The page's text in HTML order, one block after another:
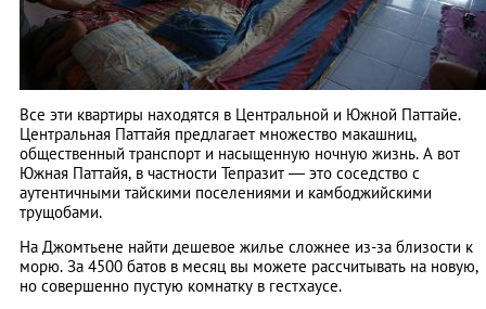
Все эти квартиры находятся в Центральной и Южной Паттайе.
Центральная Паттайя предлагает множество макашниц,
общественный транспорт и насыщенную ночную жизнь. А вот
Южная Паттайя, в частности Тепразит ― это соседство с
аутентичными тайскими поселениями и камбоджийскими
трущобами.
На Джомтьене найти дешевое жилье сложнее из-за близости к
морю. За 4500 батов в месяц вы можете рассчитывать на новую,
но совершенно пустую комнатку в гестхаусе.